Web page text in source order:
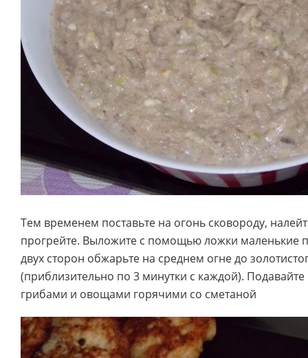
Тем временем поставьте на огонь сковороду,
прогрейте. Выложите с помощью ложки маленькие
двух сторон обжарьте на среднем огне до
(приблизительно по 3 минутки с каждой).
грибами и овощами горячими со сметаной